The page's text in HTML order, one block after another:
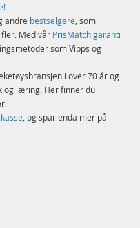
andre bestselgere, som
Med vår PrisMatch garanti
som Vipps og
i over 70 år og
og læring. Her finner du
, og spar enda mer på